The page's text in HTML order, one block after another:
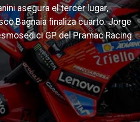
asegura el tercer lugar,
Bagnaia finaliza cuarto. Jorge
GP del Pramac Racing